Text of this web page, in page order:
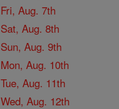
Fri, Aug. 7th
Sat, Aug. 8th
Sun, Aug. 9th
Mon, Aug. 10th
Tue, Aug. 11th
Wed, Aug. 12th